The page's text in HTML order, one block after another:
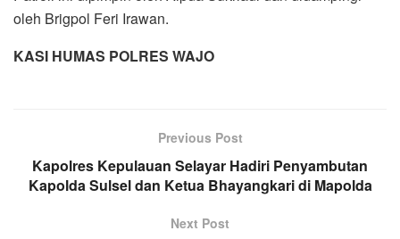
oleh Brigpol Feri Irawan.
KASI HUMAS POLRES WAJO
Previous Post
Kapolres Kepulauan Selayar Hadiri Penyambutan
Kapolda Sulsel dan Ketua Bhayangkari di Mapolda
Next Post